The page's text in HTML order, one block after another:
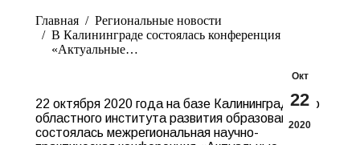
Главная
Pегиональные новости
В Калининграде состоялась конференция
«Актуальные…
Окт
22
2020
22 октября 2020 года на базе Калининградского
областного института развития образования
состоялась межрегиональная научно-